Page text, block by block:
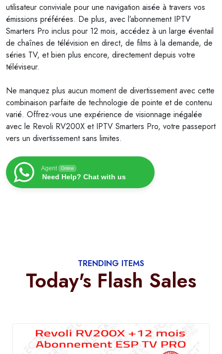
utilisateur conviviale pour une navigation aisée à travers vos
émissions préférées. De plus, avec l’abonnement IPTV
Smarters Pro inclus pour 12 mois, accédez à un large éventail
de chaînes de télévision en direct, de films à la demande, de
séries TV, et bien plus encore, directement depuis votre
téléviseur.
Ne manquez plus aucun moment de divertissement avec cette
combinaison parfaite de technologie de pointe et de contenu
varié. Offrez-vous une expérience de visionnage inégalée
avec le Revoli RV200X et IPTV Smarters Pro, votre passeport
vers un divertissement sans limites.
Agent Online
Need Help? Chat with us
TRENDING ITEMS
Today's Flash Sales